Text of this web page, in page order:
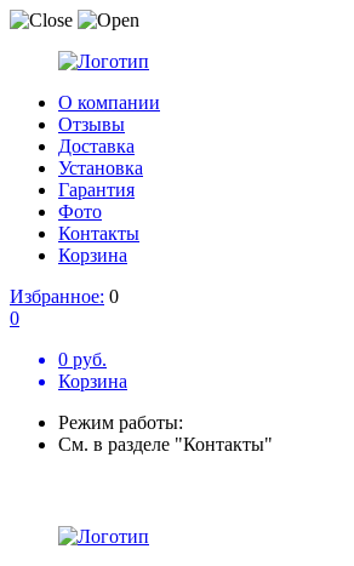
О компании
Отзывы
Доставка
Установка
Гарантия
Фото
Контакты
Корзина
Избранное: 0
0
0 руб.
Корзина
Режим работы:
См. в разделе "Контакты"